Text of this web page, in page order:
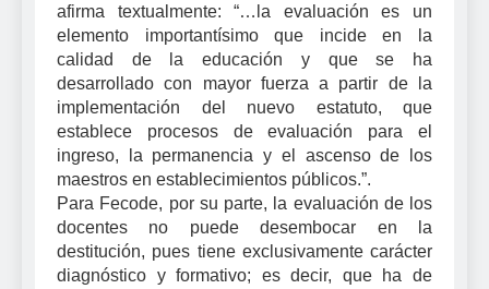
afirma textualmente: “…la evaluación es un
elemento importantísimo que incide en la
calidad de la educación y que se ha
desarrollado con mayor fuerza a partir de la
implementación del nuevo estatuto, que
establece procesos de evaluación para el
ingreso, la permanencia y el ascenso de los
maestros en establecimientos públicos.”.
Para Fecode, por su parte, la evaluación de los
docentes no puede desembocar en la
destitución, pues tiene exclusivamente carácter
diagnóstico y formativo; es decir, que ha de